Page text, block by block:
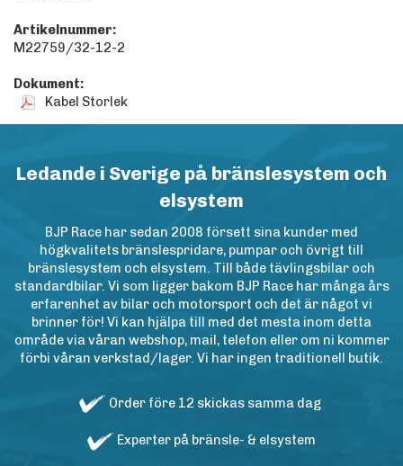
Artikelnummer:
M22759/32-12-2
Dokument:
Kabel Storlek
Ledande i Sverige på bränslesystem och
elsystem
BJP Race har sedan 2008 försett sina kunder med
högkvalitets bränslespridare, pumpar och övrigt till
bränslesystem och elsystem. Till både tävlingsbilar och
standardbilar. Vi som ligger bakom BJP Race har många års
erfarenhet av bilar och motorsport och det är något vi
brinner för! Vi kan hjälpa till med det mesta inom detta
område via våran webshop, mail, telefon eller om ni kommer
förbi våran verkstad/lager. Vi har ingen traditionell butik.
Order före 12 skickas samma dag
Experter på bränsle- & elsystem